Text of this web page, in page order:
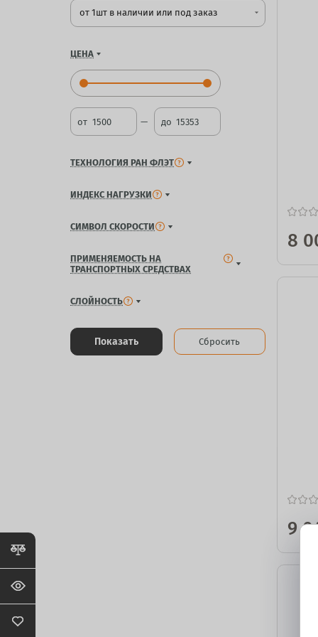
от 1шт в наличии или под заказ arrow_drop_down
ЦЕНА
от до
ТЕХНОЛОГИЯ РАН ФЛЭТ
ИНДЕКС НАГРУЗКИ
СИМВОЛ СКОРОСТИ
ПРИМЕНЯЕМОСТЬ НА
ТРАНСПОРТНЫХ СРЕДСТВАХ
СЛОЙНОСТЬ
Показать Сбросить
8
9